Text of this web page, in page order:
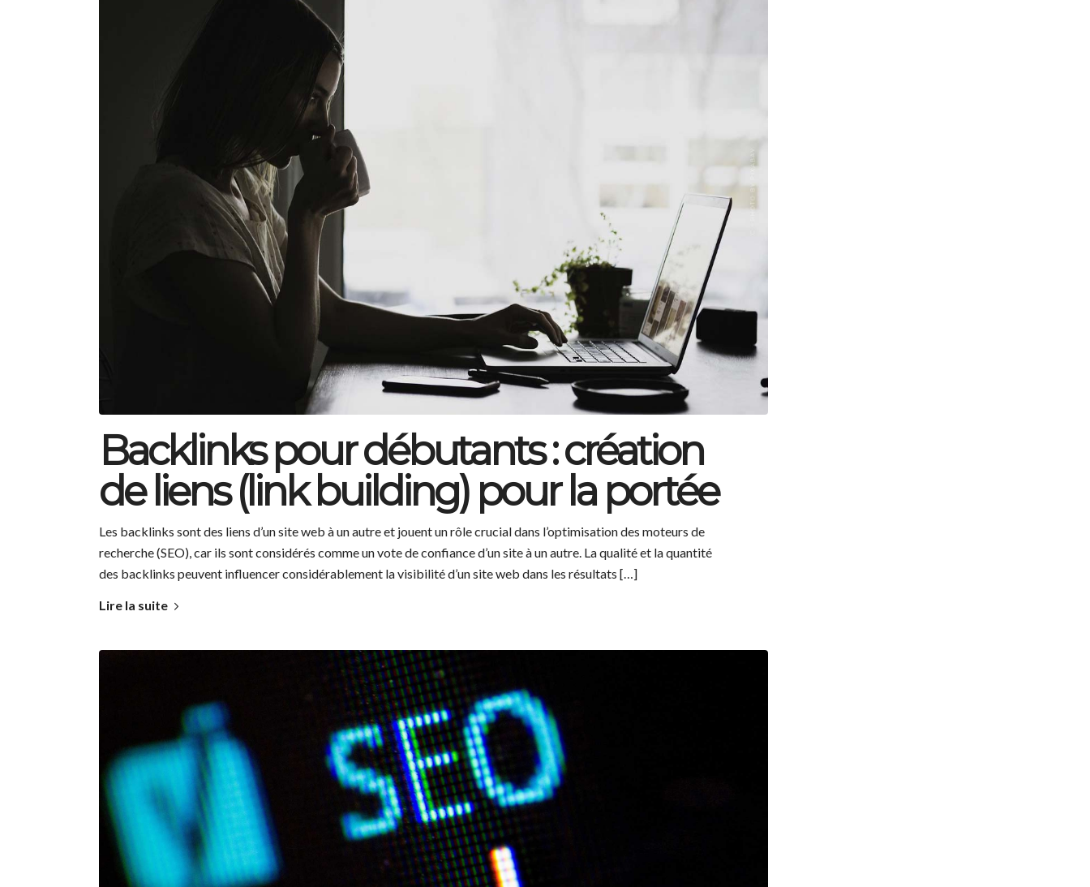
Backlinks pour débutants : création
de liens (link building) pour la portée
Les backlinks sont des liens d’un site web à un autre et jouent un rôle crucial dans l’optimisation des moteurs de
recherche (SEO), car ils sont considérés comme un vote de confiance d’un site à un autre. La qualité et la quantité
des backlinks peuvent influencer considérablement la visibilité d’un site web dans les résultats […]
Lire la suite